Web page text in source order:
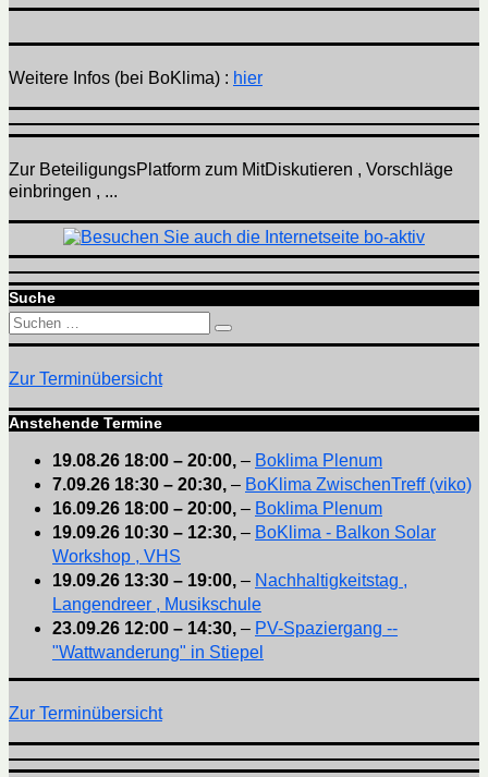
Weitere Infos (bei BoKlima) : hier
Zur BeteiligungsPlatform zum MitDiskutieren , Vorschläge
einbringen , ...
Suche
Suchen
nach:
Suchen
Zur Terminübersicht
Anstehende Termine
19.08.26 18:00 – 20:00, – Boklima Plenum
7.09.26 18:30 – 20:30, – BoKlima ZwischenTreff (viko)
16.09.26 18:00 – 20:00, – Boklima Plenum
19.09.26 10:30 – 12:30, – BoKlima - Balkon Solar
Workshop , VHS
19.09.26 13:30 – 19:00, – Nachhaltigkeitstag ,
Langendreer , Musikschule
23.09.26 12:00 – 14:30, – PV-Spaziergang --
"Wattwanderung" in Stiepel
Zur Terminübersicht